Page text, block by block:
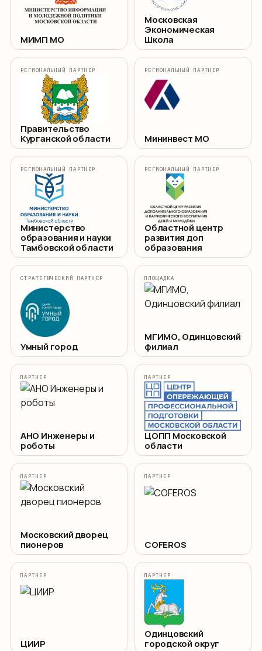
МИМП МО
Московская
Экономическая
Школа
РЕГИОНАЛЬНЫЙ ПАРТНЕР
Правительство
Курганской области
РЕГИОНАЛЬНЫЙ ПАРТНЕР
Мининвест МО
РЕГИОНАЛЬНЫЙ ПАРТНЕР
Министерство
образования и науки
Тамбовской области
РЕГИОНАЛЬНЫЙ ПАРТНЕР
Областной центр
развития доп
образования
СТРАТЕГИЧЕСКИЙ ПАРТНЕР
Умный город
ПЛОЩАДКА
МГИМО, Одинцовский
филиал
ПАРТНЕР
АНО Инженеры и
роботы
ПАРТНЕР
ЦОПП Московской
области
ПАРТНЕР
Московский дворец
пионеров
ПАРТНЕР
COFEROS
ПАРТНЕР
ЦИИР
ПАРТНЕР
Одинцовский
городской округ